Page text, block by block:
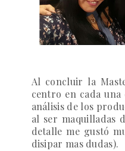
Al concluir la
centro en cada una
análisis de los
al ser maquilladas
detalle me gustó
disipar mas dudas).